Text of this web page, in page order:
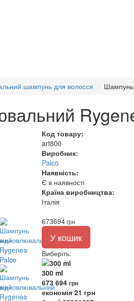
шампунь для волосся Шампунь
Код товару:
art800
Виробник:
Palco
Наявність:
Є в наявності
Країна виробництва:
Італія
673694грн
У кошик
Виберіть:
300 ml
673 694 грн
економія 21 грн